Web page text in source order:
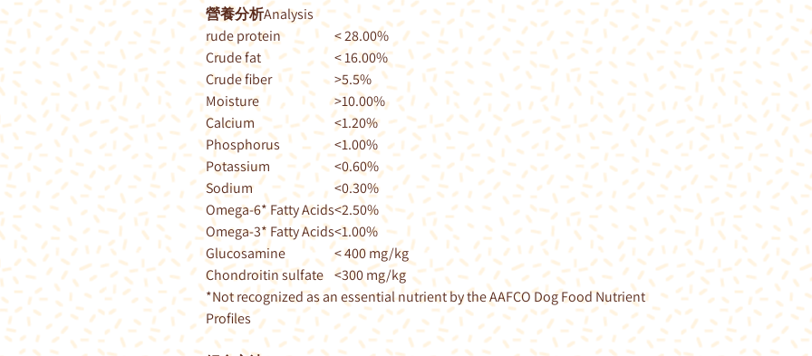
營養分析Analysis
rude protein
< 28.00%
Crude fat
< 16.00%
Crude fiber
>5.5%
Moisture
>10.00%
Calcium
<1.20%
Phosphorus
<1.00%
Potassium
<0.60%
Sodium
<0.30%
Omega-6* Fatty Acids<2.50%
Omega-3* Fatty Acids<1.00%
Glucosamine
< 400 mg/kg
Chondroitin sulfate <300 mg/kg
*Not recognized as an essential nutrient by the AAFCO Dog Food Nutrient
Profiles